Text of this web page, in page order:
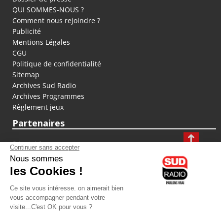
QUI SOMMES-NOUS ?
Comment nous rejoindre ?
Publicité
Mentions Légales
CGU
Politique de confidentialité
Sitemap
Archives Sud Radio
Archives Programmes
Règlement jeux
Partenaires
fiducial.fr
lyoncapitale.fr
olympique-et-lyonnais.com
L'application Iphone / Android